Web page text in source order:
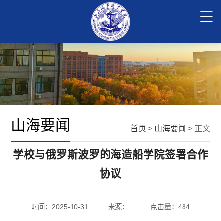
首页 > 山海要闻 > 正文
山海要闻
学校与俄罗斯波罗的海造船学院签署合作
协议
时间：2025-10-31 来源： 点击量： 484